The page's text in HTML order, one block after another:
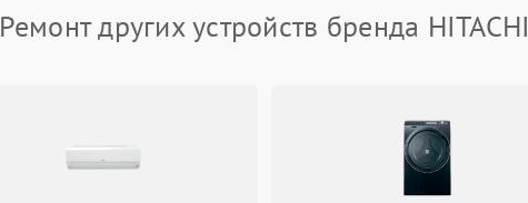
Не работает сушилка
Проблемы с циркуляционным
1 год
Ремонт других устройств бренда HITACHI